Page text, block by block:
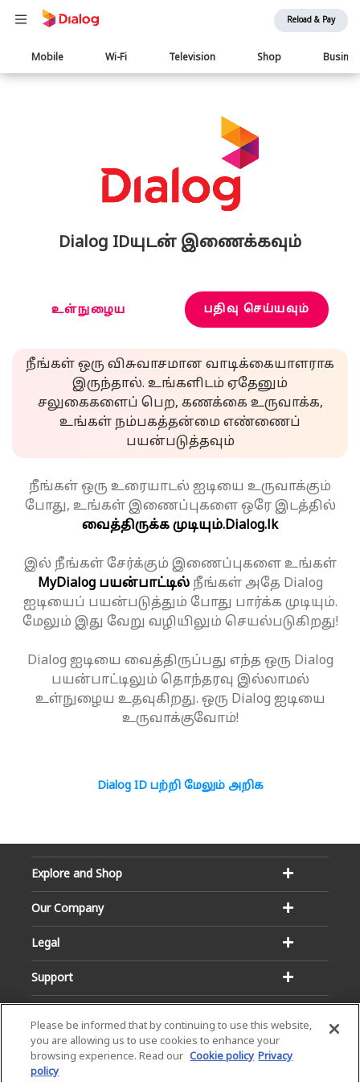
Reload & Pay
Main
navigation
Mobile Wi-Fi Television Shop
Dialog IDயுடன் இணைக்கவும்
உள்நுழைய பதிவு செய்யவும்
நீங்கள் ஒரு விசுவாசமான வாடிக்கையாளராக
இருந்தால். உங்களிடம் ஏதேனும்
சலுகைகளைப் பெற, கணக்கை உருவாக்க,
உங்கள் நம்பகத்தன்மை எண்ணைப்
பயன்படுத்தவும்
நீங்கள் ஒரு உரையாடல் ஐடியை உருவாக்கும்
போது, உங்கள் இணைப்புகளை ஒரே இடத்தில்
வைத்திருக்க முடியும்.Dialog.lk
இல் நீங்கள் சேர்க்கும் இணைப்புகளை உங்கள்
MyDialog பயன்பாட்டில்நீங்கள் அதே Dialog
ஐடியைப் பயன்படுத்தும் போது பார்க்க முடியும்.
மேலும் இது வேறு வழியிலும் செயல்படுகிறது!
Dialog ஐடியை வைத்திருப்பது எந்த ஒரு Dialog
பயன்பாட்டிலும் தொந்தரவு இல்லாமல்
உள்நுழைய உதவுகிறது. ஒரு Dialog ஐடியை
உருவாக்குவோம்!
Dialog ID பற்றி மேலும் அறிக
Explore and Shop
Our Company
Legal
Support
Please be informed that by continuing to use this website,
you are allowing us to use cookies to enhance your
browsing experience. Read our Cookie policy Privacy
policy